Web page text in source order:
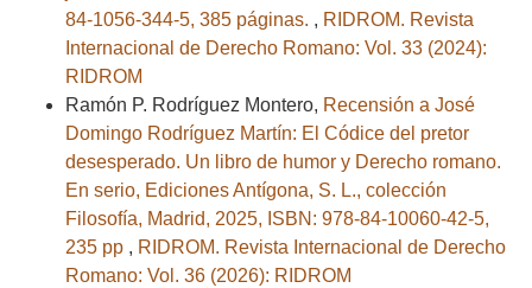
84-1056-344-5, 385 páginas. , RIDROM. Revista
Internacional de Derecho Romano: Vol. 33 (2024):
RIDROM
Ramón P. Rodríguez Montero, Recensión a José
Domingo Rodríguez Martín: El Códice del pretor
desesperado. Un libro de humor y Derecho romano.
En serio, Ediciones Antígona, S. L., colección
Filosofía, Madrid, 2025, ISBN: 978-84-10060-42-5,
235 pp , RIDROM. Revista Internacional de Derecho
Romano: Vol. 36 (2026): RIDROM